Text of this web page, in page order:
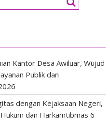
Kantor Desa Awiluar, Wujud
Publik dan
dengan Kejaksaan Negeri,
dan Harkamtibmas 6